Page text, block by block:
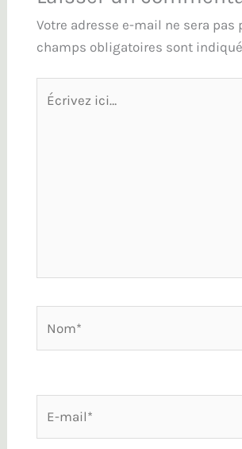
Votre adresse e-mail ne sera pas
champs obligatoires sont
Écrivez